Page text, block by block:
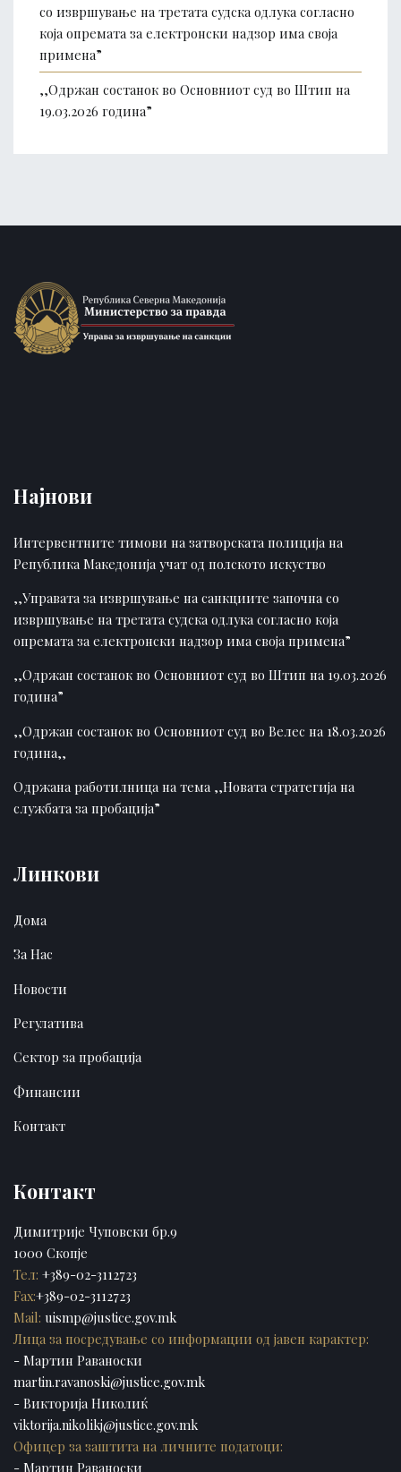
со извршување на третата судска одлука согласно
која опремата за електронски надзор има своја
примена”
,,Одржан состанок во Основниот суд во Штип на
19.03.2026 година”
Најнови
Интервентните тимови на затворската полиција на
Република Македонија учат од полското искуство
,,Управата за извршување на санкциите започна со
извршување на третата судска одлука согласно која
опремата за електронски надзор има своја примена”
,,Одржан состанок во Основниот суд во Штип на 19.03.2026
година”
,,Одржан состанок во Основниот суд во Велес на 18.03.2026
година,,
Одржана работилница на тема ,,Новата стратегија на
службата за пробација”
Линкови
Дома
За Нас
Новости
Регулатива
Сектор за пробација
Финансии
Контакт
Контакт
Димитрије Чуповски бр.9
1000 Скопје
Тел: +389-02-3112723
Fax:+389-02-3112723
Mail: uismp@justice.gov.mk
Лица за посредување со информации од јавен карактер:
- Мартин Раваноски
martin.ravanoski@justice.gov.mk
- Викторија Николиќ
viktorija.nikolikj@justice.gov.mk
Офицер за заштита на личните податоци:
- Мартин Раваноски